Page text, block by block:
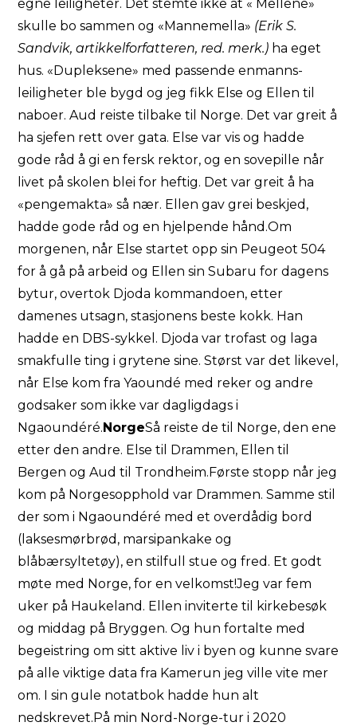
egne leiligheter. Det stemte ikke at « Mellene»
skulle bo sammen og «Mannemella» (Erik S.
Sandvik, artikkelforfatteren, red. merk.) ha eget
hus. «Dupleksene» med passende enmanns-
leiligheter ble bygd og jeg fikk Else og Ellen til
naboer. Aud reiste tilbake til Norge. Det var greit å
ha sjefen rett over gata. Else var vis og hadde
gode råd å gi en fersk rektor, og en sovepille når
livet på skolen blei for heftig. Det var greit å ha
«pengemakta» så nær. Ellen gav grei beskjed,
hadde gode råd og en hjelpende hånd.Om
morgenen, når Else startet opp sin Peugeot 504
for å gå på arbeid og Ellen sin Subaru for dagens
bytur, overtok Djoda kommandoen, etter
damenes utsagn, stasjonens beste kokk. Han
hadde en DBS-sykkel. Djoda var trofast og laga
smakfulle ting i grytene sine. Størst var det likevel,
når Else kom fra Yaoundé med reker og andre
godsaker som ikke var dagligdags i
Ngaoundéré.NorgeSå reiste de til Norge, den ene
etter den andre. Else til Drammen, Ellen til
Bergen og Aud til Trondheim.Første stopp når jeg
kom på Norgesopphold var Drammen. Samme stil
der som i Ngaoundéré med et overdådig bord
(laksesmørbrød, marsipankake og
blåbærsyltetøy), en stilfull stue og fred. Et godt
møte med Norge, for en velkomst!Jeg var fem
uker på Haukeland. Ellen inviterte til kirkebesøk
og middag på Bryggen. Og hun fortalte med
begeistring om sitt aktive liv i byen og kunne svare
på alle viktige data fra Kamerun jeg ville vite mer
om. I sin gule notatbok hadde hun alt
nedskrevet.På min Nord-Norge-tur i 2020